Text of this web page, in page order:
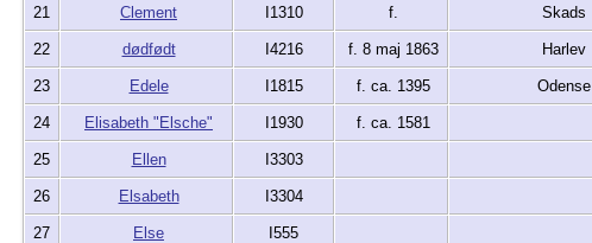
21 Clement I1310 f. Skads
22 dødfødt I4216 f. 8 maj 1863 Harlev
23 Edele I1815 f. ca. 1395 Odense
24 Elisabeth "Elsche" I1930 f. ca. 1581
25 Ellen I3303
26 Elsabeth I3304
27 Else I555